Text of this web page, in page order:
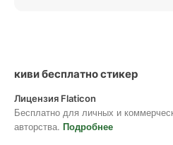
киви бесплатно стикер
Лицензия Flaticon
Бесплатно для личных и
авторства. Подробнее